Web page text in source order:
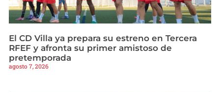
El CD Villa ya prepara su estreno en Tercera
RFEF y afronta su primer amistoso de
pretemporada
agosto 7, 2026